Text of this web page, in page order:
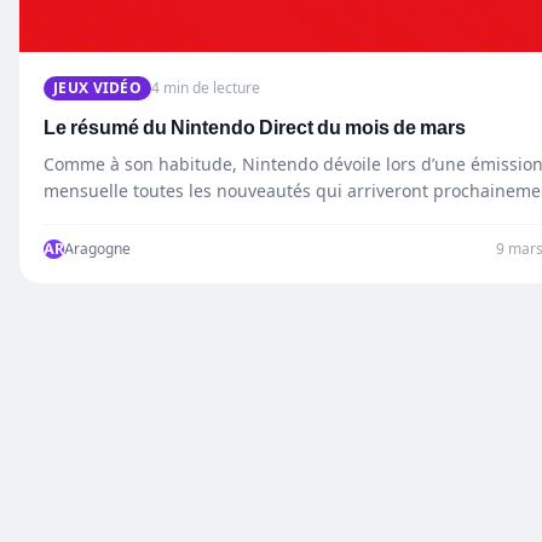
JEUX VIDÉO 4 min de lecture
Le résumé du Nintendo Direct du mois de mars
Comme à son habitude, Nintendo dévoile lors d’une émission
mensuelle toutes les nouveautés qui arriveront
ARAragogne 9